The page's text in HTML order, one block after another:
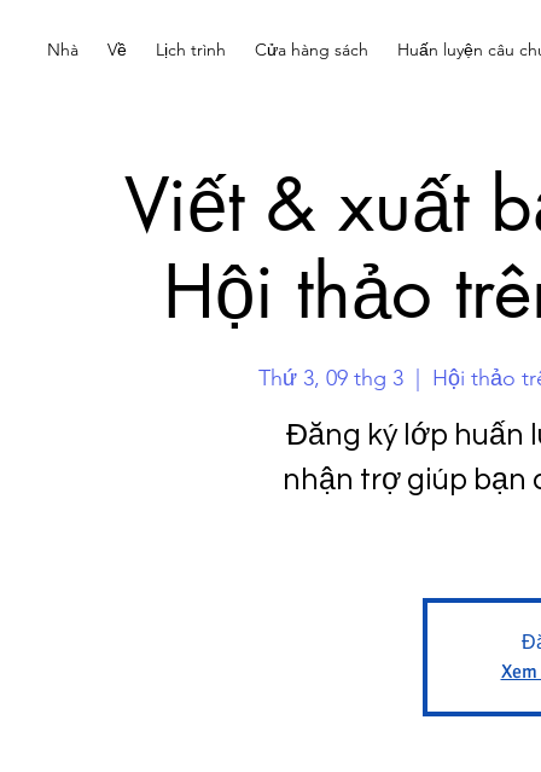
Nhà Về Lịch trình Cửa hàng sách Huấn luyện câu
Viết & xuất
Hội thảo
Thứ 3, 09 thg 3
  |
Hội thảo
Đăng ký lớp huấn
nhận trợ giúp bạn